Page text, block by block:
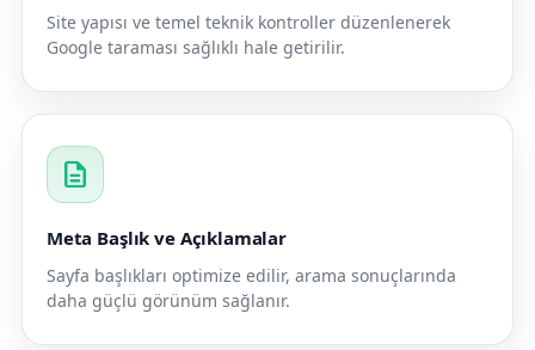
Site yapısı ve temel teknik kontroller düzenlenerek
Google taraması sağlıklı hale getirilir.
description
Meta Başlık ve Açıklamalar
Sayfa başlıkları optimize edilir, arama sonuçlarında
daha güçlü görünüm sağlanır.